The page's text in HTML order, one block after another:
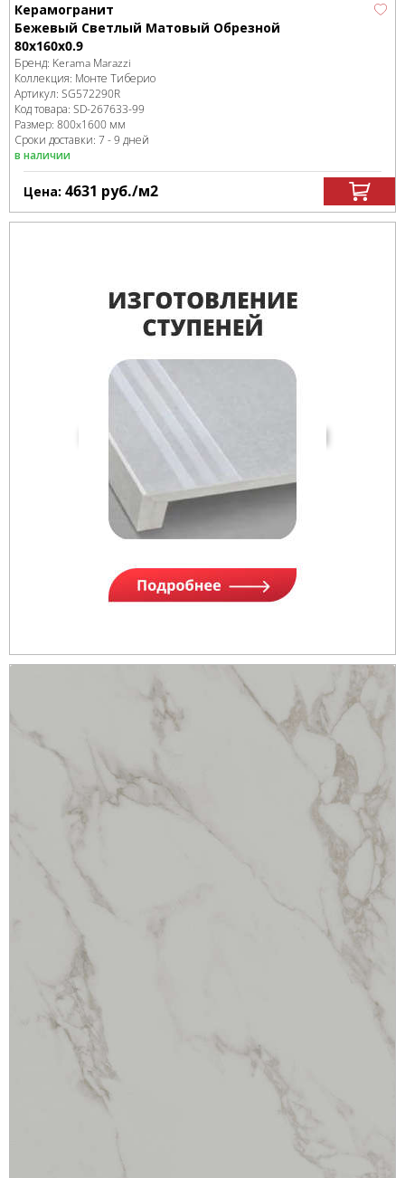
Керамогранит
Бежевый Светлый Матовый Обрезной
80x160x0.9
Бренд: Kerama Marazzi
Коллекция: Монте Тиберио
Артикул: SG572290R
Код товара: SD-267633-99
Размер: 800x1600 мм
Сроки доставки: 7 - 9 дней
в наличии
Цена: 4631 руб./м2